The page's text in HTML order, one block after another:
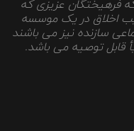
فرهیختگان عزیزی که
اخلاق در یک موسسه
سازنده نیز می باشند
قابل توصیه می باشد.